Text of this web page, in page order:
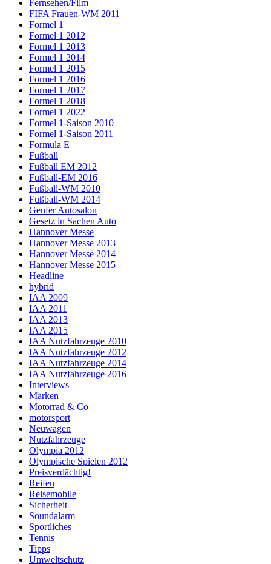
Fernsehen/Film
FIFA Frauen-WM 2011
Formel 1
Formel 1 2012
Formel 1 2013
Formel 1 2014
Formel 1 2015
Formel 1 2016
Formel 1 2017
Formel 1 2018
Formel 1 2022
Formel 1-Saison 2010
Formel 1-Saison 2011
Formula E
Fußball
Fußball EM 2012
Fußball-EM 2016
Fußball-WM 2010
Fußball-WM 2014
Genfer Autosalon
Gesetz in Sachen Auto
Hannover Messe
Hannover Messe 2013
Hannover Messe 2014
Hannover Messe 2015
Headline
hybrid
IAA 2009
IAA 2011
IAA 2013
IAA 2015
IAA Nutzfahrzeuge 2010
IAA Nutzfahrzeuge 2012
IAA Nutzfahrzeuge 2014
IAA Nutzfahrzeuge 2016
Interviews
Marken
Motorrad & Co
motorsport
Neuwagen
Nutzfahrzeuge
Olympia 2012
Olympische Spielen 2012
Preisverdächtig!
Reifen
Reisemobile
Sicherheit
Soundalarm
Sportliches
Tennis
Tipps
Umweltschutz